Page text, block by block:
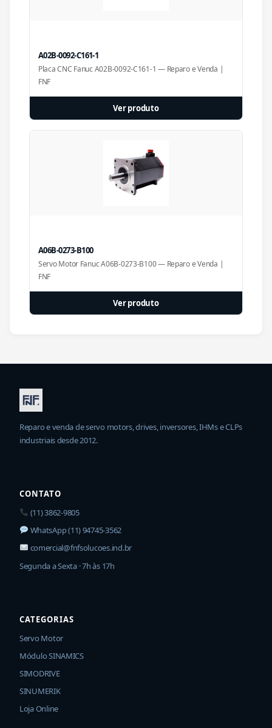
A02B-0092-C161-1
Placa CNC Fanuc A02B-0092-C161-1 — Reparo e Venda |
FNF
Ver produto
A06B-0273-B100
Servo Motor Fanuc A06B-0273-B100 — Reparo e Venda |
FNF
Ver produto
Reparo e venda de servo motors, drives, inversores, IHMs e CLPs
industriais desde 2012.
CONTATO
(11) 3862-9805
WhatsApp (11) 94745-3562
comercial@fnfsolucoes.ind.br
Segunda a Sexta · 7h às 17h
CATEGORIAS
Servo Motor
Módulo SINAMICS
SIMODRIVE
SINUMERIK
Loja Online